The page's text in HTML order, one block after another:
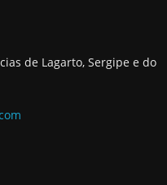
de Lagarto, Sergipe e do